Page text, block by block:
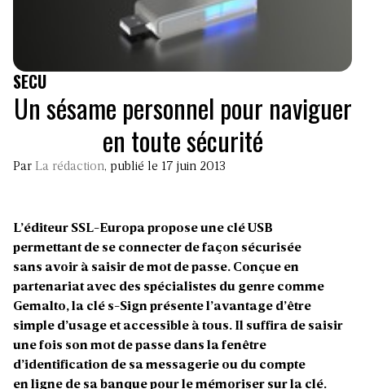
SECU
Un sésame personnel pour naviguer
en toute sécurité
Par La rédaction, publié le 17 juin 2013
L’éditeur SSL-Europa propose une clé USB
permettant de se connecter de façon sécurisée
sans avoir à saisir de mot de passe. Conçue en
partenariat avec des spécialistes du genre comme
Gemalto, la clé s-Sign présente l’avantage d’être
simple d’usage et accessible à tous. Il suffira de saisir
une fois son mot de passe dans la fenêtre
d’identification de sa messagerie ou du compte
en ligne de sa banque pour le mémoriser sur la clé.